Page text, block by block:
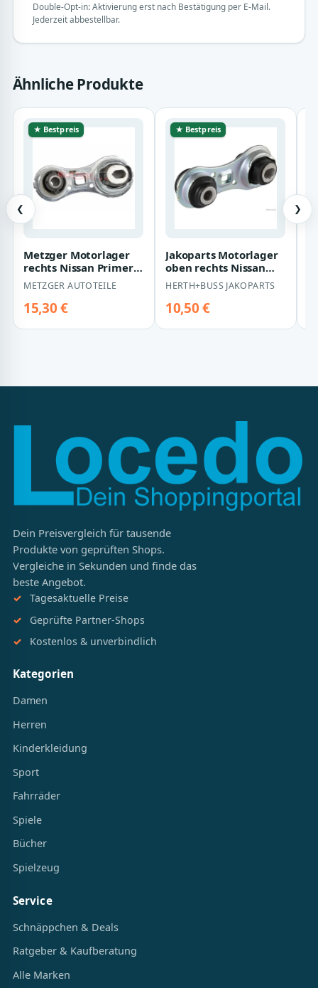
Double-Opt-in: Aktivierung erst nach Bestätigung per E-Mail.
Jederzeit abbestellbar.
Ähnliche Produkte
❮
★ Bestpreis
Metzger Motorlager
rechts Nissan Primera
Renault Grand
Megane Sc?nic
METZGER AUTOTEILE
15,30 €
★ Bestpreis
Jakoparts Motorlager
oben rechts Nissan
Primera Renault
Grand Megane S…
HERTH+BUSS JAKOPARTS
10,50 €
❯
Dein Preisvergleich für tausende
Produkte von geprüften Shops.
Vergleiche in Sekunden und finde das
beste Angebot.
Tagesaktuelle Preise
Geprüfte Partner-Shops
Kostenlos & unverbindlich
Kategorien
Damen
Herren
Kinderkleidung
Sport
Fahrräder
Spiele
Bücher
Spielzeug
Service
Schnäppchen & Deals
Ratgeber & Kaufberatung
Alle Marken